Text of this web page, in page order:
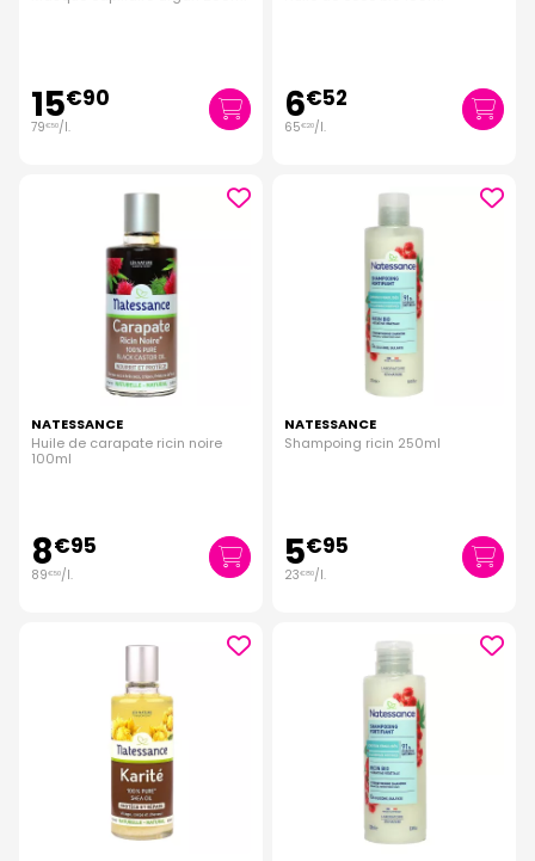
15€90
79€50/l. 6€52
65€20/l.
NATESSANCE
Huile de carapate ricin noire
100ml
8€95
89€50/l.
NATESSANCE
Shampoing ricin 250ml
5€95
23€80/l.